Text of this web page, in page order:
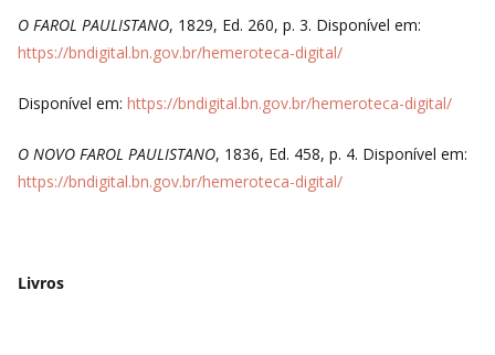
O FAROL PAULISTANO, 1829, Ed. 260, p. 3. Disponível em:
https://bndigital.bn.gov.br/hemeroteca-digital/
Disponível em: https://bndigital.bn.gov.br/hemeroteca-digital/
O NOVO FAROL PAULISTANO, 1836, Ed. 458, p. 4. Disponível em:
https://bndigital.bn.gov.br/hemeroteca-digital/
Livros